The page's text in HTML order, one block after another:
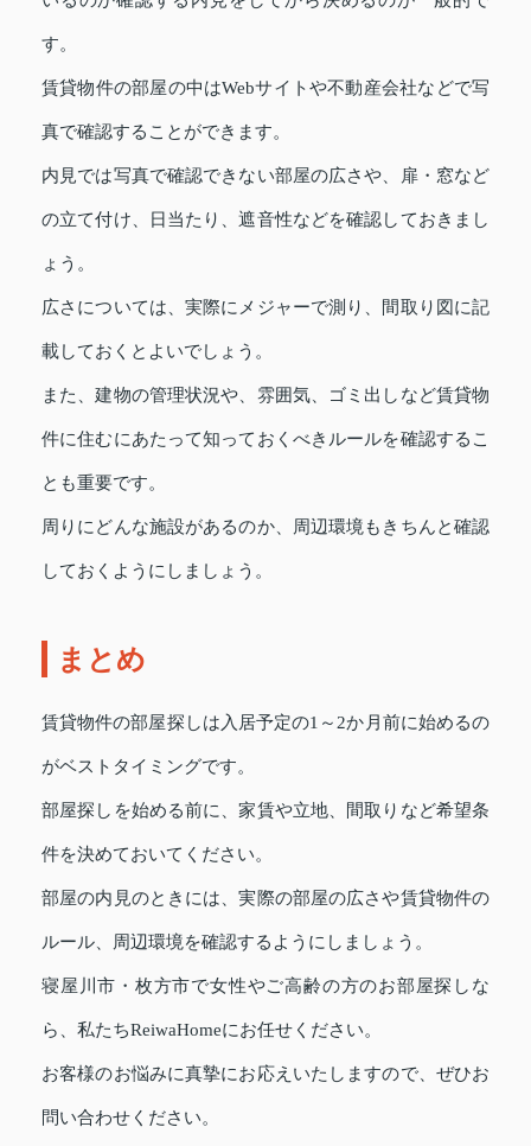
す。
賃貸物件の部屋の中はWebサイトや不動産会社などで写
真で確認することができます。
内見では写真で確認できない部屋の広さや、扉・窓など
の立て付け、日当たり、遮音性などを確認しておきまし
ょう。
広さについては、実際にメジャーで測り、間取り図に記
載しておくとよいでしょう。
また、建物の管理状況や、雰囲気、ゴミ出しなど賃貸物
件に住むにあたって知っておくべきルールを確認するこ
とも重要です。
周りにどんな施設があるのか、周辺環境もきちんと確認
しておくようにしましょう。
まとめ
賃貸物件の部屋探しは入居予定の1～2か月前に始めるの
がベストタイミングです。
部屋探しを始める前に、家賃や立地、間取りなど希望条
件を決めておいてください。
部屋の内見のときには、実際の部屋の広さや賃貸物件の
ルール、周辺環境を確認するようにしましょう。
寝屋川市・枚方市で女性やご高齢の方のお部屋探しな
ら、私たちReiwaHomeにお任せください。
お客様のお悩みに真摯にお応えいたしますので、ぜひお
問い合わせください。